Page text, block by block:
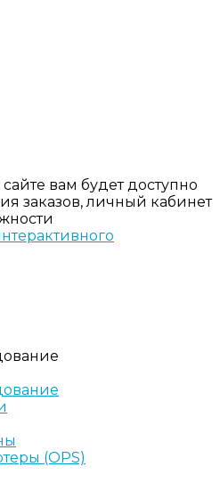
вам будет доступно
заказов, личный кабинет
(OPS)